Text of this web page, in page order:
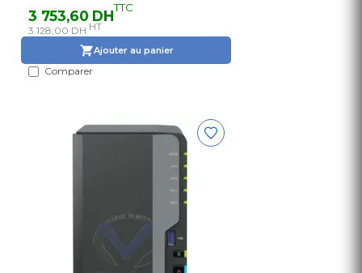
3 753,60 DHTTC
3 128,00 DH HT
Ajouter au panier
Comparer